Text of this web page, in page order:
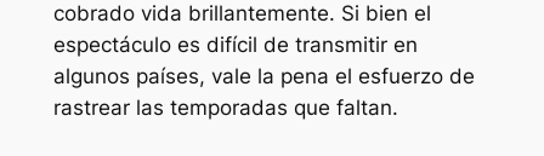
cobrado vida brillantemente. Si bien el
espectáculo es difícil de transmitir en
algunos países, vale la pena el esfuerzo de
rastrear las temporadas que faltan.